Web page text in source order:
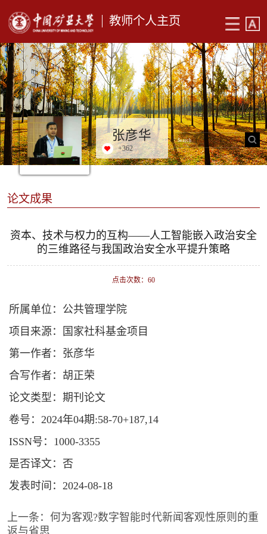
教师个人主页
张彦华
+362
论文成果
资本、技术与权力的互构——人工智能嵌入政治安全
的三维路径与我国政治安全水平提升策略
点击次数： 60
所属单位：公共管理学院
项目来源：国家社科基金项目
第一作者：张彦华
合写作者：胡正荣
论文类型：期刊论文
卷号：2024年04期:58-70+187,14
ISSN号：1000-3355
是否译文：否
发表时间：2024-08-18
上一条： 何为客观?数字智能时代新闻客观性原则的重
返与省思